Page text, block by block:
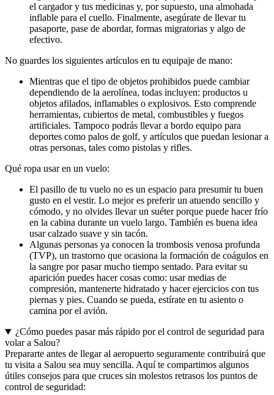
el cargador y tus medicinas y, por supuesto, una almohada
inflable para el cuello. Finalmente, asegúrate de llevar tu
pasaporte, pase de abordar, formas migratorias y algo de
efectivo.
No guardes los siguientes artículos en tu equipaje de mano:
Mientras que el tipo de objetos prohibidos puede cambiar
dependiendo de la aerolínea, todas incluyen: productos u
objetos afilados, inflamables o explosivos. Esto comprende
herramientas, cubiertos de metal, combustibles y fuegos
artificiales. Tampoco podrás llevar a bordo equipo para
deportes como palos de golf, y artículos que puedan lesionar a
otras personas, tales como pistolas y rifles.
Qué ropa usar en un vuelo:
El pasillo de tu vuelo no es un espacio para presumir tu buen
gusto en el vestir. Lo mejor es preferir un atuendo sencillo y
cómodo, y no olvides llevar un suéter porque puede hacer frío
en la cabina durante un vuelo largo. También es buena idea
usar calzado suave y sin tacón.
Algunas personas ya conocen la trombosis venosa profunda
(TVP), un trastorno que ocasiona la formación de coágulos en
la sangre por pasar mucho tiempo sentado. Para evitar su
aparición puedes hacer cosas como: usar medias de
compresión, mantenerte hidratado y hacer ejercicios con tus
piernas y pies. Cuando se pueda, estírate en tu asiento o
camina por el avión.
¿Cómo puedes pasar más rápido por el control de seguridad para
volar a Salou?
Prepararte antes de llegar al aeropuerto seguramente contribuirá que
tu visita a Salou sea muy sencilla. Aquí te compartimos algunos
útiles consejos para que cruces sin molestos retrasos los puntos de
control de seguridad: